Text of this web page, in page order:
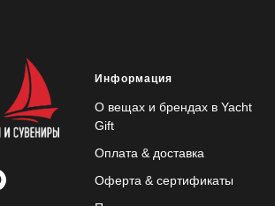
Информация
О вещах и брендах в Yacht
Gift
Оплата & доставка
Оферта & сертификаты